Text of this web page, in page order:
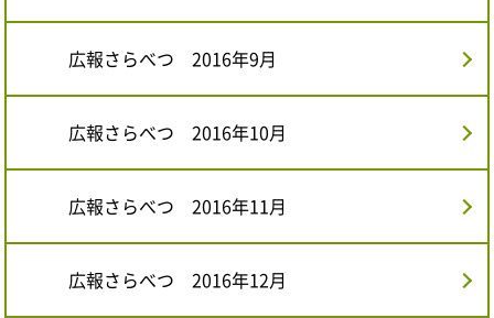
広報さらべつ 2016年9月
広報さらべつ 2016年10月
広報さらべつ 2016年11月
広報さらべつ 2016年12月